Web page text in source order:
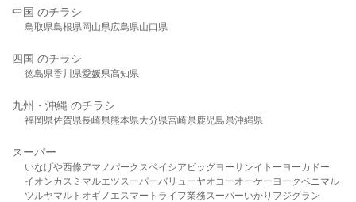
中国 のチラシ
鳥取県島根県岡山県広島県山口県
四国 のチラシ
徳島県香川県愛媛県高知県
九州・沖縄 のチラシ
福岡県佐賀県長崎県熊本県大分県宮崎県 鹿児島県沖縄県
スーパー
いなげや西條アマノパークスベイシア ビッグヨーサンイトーヨーカドー
イオンカスミ マルエツ スーパーバリューヤオコーオーケー ヨークベニマル
ツルヤマルト オギノ エスマート ライフ業務スーパーいかり フジグラン